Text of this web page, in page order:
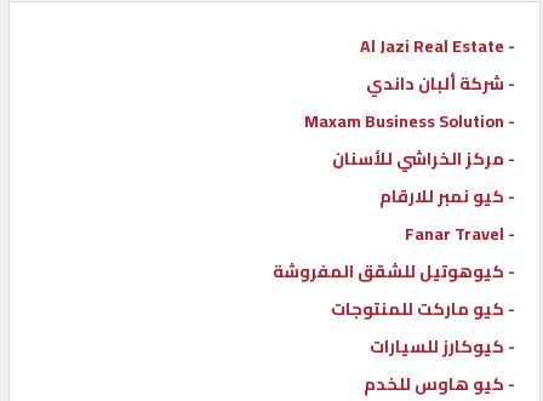
الدليل
القطري
POWERED
QHOST
- Al Jazi Real Estate
- شركة ألبان داندي
- Maxam Business Solution
- مركز الخراشي للأسنان
- كيو نمبر للارقام
- Fanar Travel
- كيوهوتيل للشقق المفروشة
- كيو ماركت للمنتوجات
- كيوكارز للسيارات
- كيو هاوس للخدم